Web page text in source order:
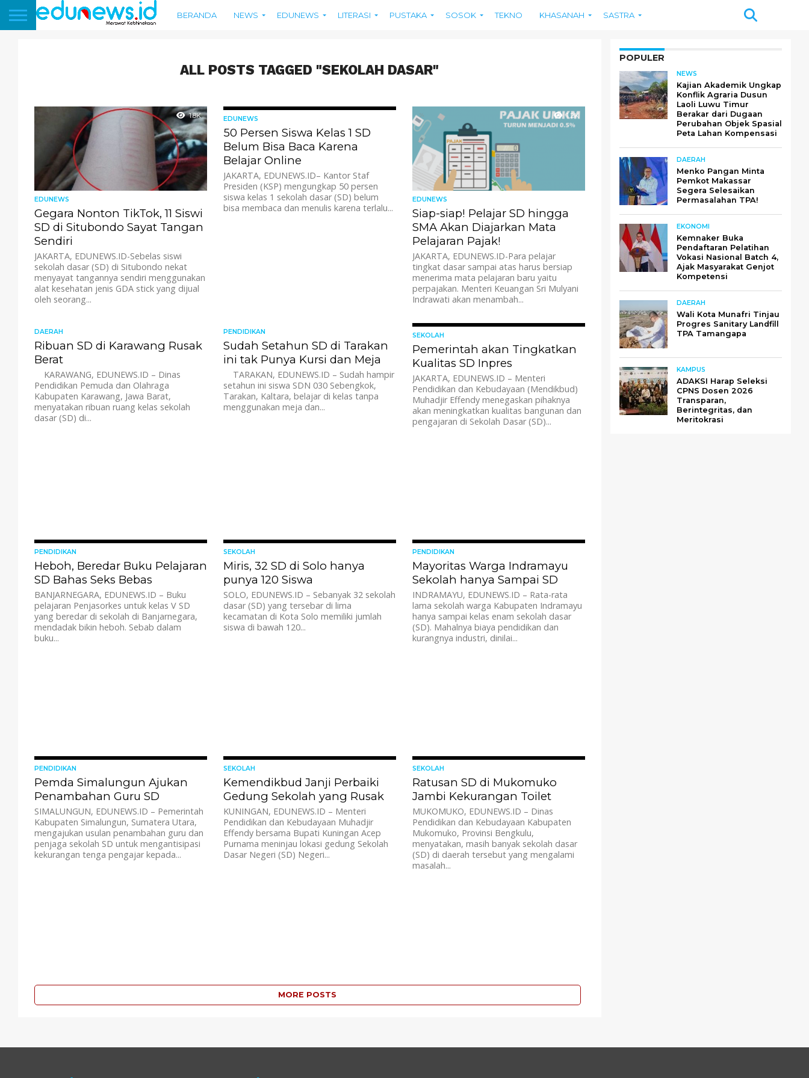
BERANDA NEWS EDUNEWS LITERASI PUSTAKA SOSOK TEKNO KHASANAH SASTRA
ALL POSTS TAGGED "SEKOLAH DASAR"
1.8K
EDUNEWS
Gegara Nonton TikTok, 11 Siswi
SD di Situbondo Sayat Tangan
Sendiri
JAKARTA, EDUNEWS.ID-Sebelas siswi
sekolah dasar (SD) di Situbondo nekat
menyayat tangannya sendiri menggunakan
alat kesehatan jenis GDA stick yang dijual
oleh seorang...
EDUNEWS
50 Persen Siswa Kelas 1 SD
Belum Bisa Baca Karena
Belajar Online
JAKARTA, EDUNEWS.ID– Kantor Staf
Presiden (KSP) mengungkap 50 persen
siswa kelas 1 sekolah dasar (SD) belum
bisa membaca dan menulis karena terlalu...
1.2K
EDUNEWS
Siap-siap! Pelajar SD hingga
SMA Akan Diajarkan Mata
Pelajaran Pajak!
JAKARTA, EDUNEWS.ID-Para pelajar
tingkat dasar sampai atas harus bersiap
menerima mata pelajaran baru yaitu
perpajakan. Menteri Keuangan Sri Mulyani
Indrawati akan menambah...
DAERAH
Ribuan SD di Karawang Rusak
Berat
KARAWANG, EDUNEWS.ID – Dinas
Pendidikan Pemuda dan Olahraga
Kabupaten Karawang, Jawa Barat,
menyatakan ribuan ruang kelas sekolah
dasar (SD) di...
PENDIDIKAN
Sudah Setahun SD di Tarakan
ini tak Punya Kursi dan Meja
TARAKAN, EDUNEWS.ID – Sudah hampir
setahun ini siswa SDN 030 Sebengkok,
Tarakan, Kaltara, belajar di kelas tanpa
menggunakan meja dan...
SEKOLAH
Pemerintah akan Tingkatkan
Kualitas SD Inpres
JAKARTA, EDUNEWS.ID – Menteri
Pendidikan dan Kebudayaan (Mendikbud)
Muhadjir Effendy menegaskan pihaknya
akan meningkatkan kualitas bangunan dan
pengajaran di Sekolah Dasar (SD)...
PENDIDIKAN
Heboh, Beredar Buku Pelajaran
SD Bahas Seks Bebas
BANJARNEGARA, EDUNEWS.ID – Buku
pelajaran Penjasorkes untuk kelas V SD
yang beredar di sekolah di Banjarnegara,
mendadak bikin heboh. Sebab dalam
buku...
SEKOLAH
Miris, 32 SD di Solo hanya
punya 120 Siswa
SOLO, EDUNEWS.ID – Sebanyak 32 sekolah
dasar (SD) yang tersebar di lima
kecamatan di Kota Solo memiliki jumlah
siswa di bawah 120...
PENDIDIKAN
Mayoritas Warga Indramayu
Sekolah hanya Sampai SD
INDRAMAYU, EDUNEWS.ID – Rata-rata
lama sekolah warga Kabupaten Indramayu
hanya sampai kelas enam sekolah dasar
(SD). Mahalnya biaya pendidikan dan
kurangnya industri, dinilai...
PENDIDIKAN
Pemda Simalungun Ajukan
Penambahan Guru SD
SIMALUNGUN, EDUNEWS.ID – Pemerintah
Kabupaten Simalungun, Sumatera Utara,
mengajukan usulan penambahan guru dan
penjaga sekolah SD untuk mengantisipasi
kekurangan tenga pengajar kepada...
SEKOLAH
Kemendikbud Janji Perbaiki
Gedung Sekolah yang Rusak
KUNINGAN, EDUNEWS.ID – Menteri
Pendidikan dan Kebudayaan Muhadjir
Effendy bersama Bupati Kuningan Acep
Purnama meninjau lokasi gedung Sekolah
Dasar Negeri (SD) Negeri...
SEKOLAH
Ratusan SD di Mukomuko
Jambi Kekurangan Toilet
MUKOMUKO, EDUNEWS.ID – Dinas
Pendidikan dan Kebudayaan Kabupaten
Mukomuko, Provinsi Bengkulu,
menyatakan, masih banyak sekolah dasar
(SD) di daerah tersebut yang mengalami
masalah...
MORE POSTS
POPULER
NEWS
Kajian Akademik Ungkap
Konflik Agraria Dusun
Laoli Luwu Timur
Berakar dari Dugaan
Perubahan Objek Spasial
Peta Lahan Kompensasi
DAERAH
Menko Pangan Minta
Pemkot Makassar
Segera Selesaikan
Permasalahan TPA!
EKONOMI
Kemnaker Buka
Pendaftaran Pelatihan
Vokasi Nasional Batch 4,
Ajak Masyarakat Genjot
Kompetensi
DAERAH
Wali Kota Munafri Tinjau
Progres Sanitary Landfill
TPA Tamangapa
KAMPUS
ADAKSI Harap Seleksi
CPNS Dosen 2026
Transparan,
Berintegritas, dan
Meritokrasi